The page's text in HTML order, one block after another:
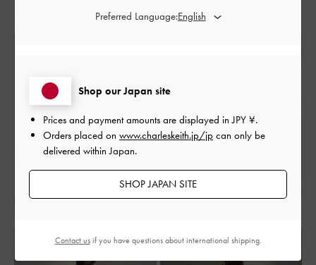
人気のコーディネート
Shop our Japan site
Prices and payment amounts are displayed inJPY ¥.
Orders placed on www.charleskeith.jp/jp can only be
delivered within Japan.
SHOP JAPAN SITE
Preferred Language:
Contact usif you have questions about international shipping.